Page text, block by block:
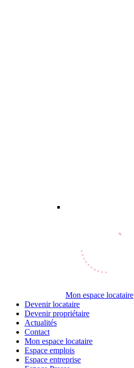
Mon espace locataire
Devenir locataire
Devenir propriétaire
Actualités
Contact
Mon espace locataire
Espace emplois
Espace entreprise